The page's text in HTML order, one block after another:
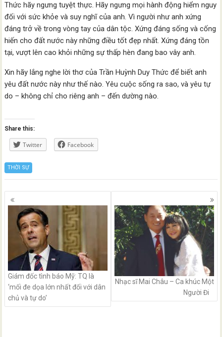
Thức hãy ngưng tuyệt thực. Hãy ngưng mọi hành động hiểm nguy
đối với sức khỏe và suy nghĩ của anh. Vì người như anh xứng
đáng trở về trong vòng tay của dân tộc. Xứng đáng sống và cống
hiến cho đất nước này những điều tốt đẹp nhất. Xứng đáng tồn
tại, vượt lên cao khỏi những sự thấp hèn đang bao vây anh.
Xin hãy lắng nghe lời thơ của Trần Huỳnh Duy Thức để biết anh
yêu đất nước này như thế nào. Yêu cuộc sống ra sao, và yêu tự
do – không chỉ cho riêng anh – đến dường nào.
Share this:
Twitter Facebook
THỜI SỰ
Posts
navigation
Giám đốc tình báo Mỹ: TQ là
‘mối đe dọa lớn nhất đối với dân
chủ và tự do’
Nhạc sĩ Mai Châu – Ca khúc Một
Người Đi